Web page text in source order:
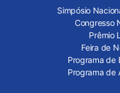
Simpósio
Congresso
Prêmio
Feira de
Programa de
Programa de